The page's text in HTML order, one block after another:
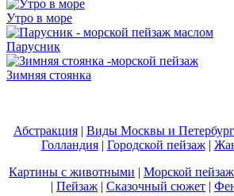
Утро в море
Парусник
Зимняя стоянка
Абстракция| Виды Москвы и
Голландия| Городской пейзаж|
Картины с животными | Морской пейзаж
| Пейзаж | Сказочный сюжет |